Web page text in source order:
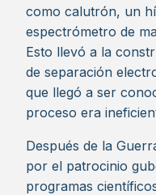
como calutrón, un
espectrómetro de
Esto llevó a la
de separación
que llegó a ser
proceso era
Después de la
por el patrocinio
programas